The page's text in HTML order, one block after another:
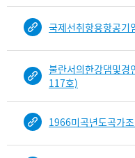
국제선취항용항공
불란서의한강댐및경
117호)
1966미곡년도곡가